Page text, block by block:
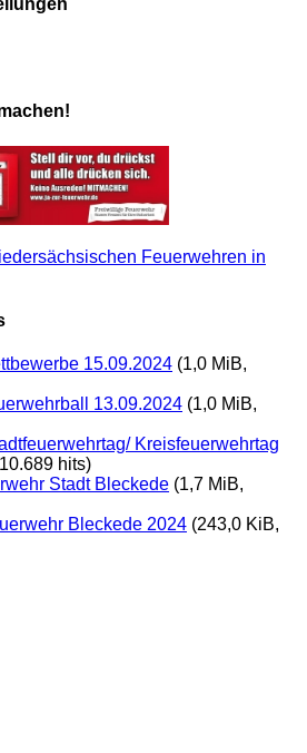
Feuerwehren in
15.09.2024 (1,0 MiB,
13.09.2024 (1,0 MiB,
Kreisfeuerwehrtag
hits)
Stadt Bleckede (1,7 MiB,
Bleckede 2024 (243,0 KiB,